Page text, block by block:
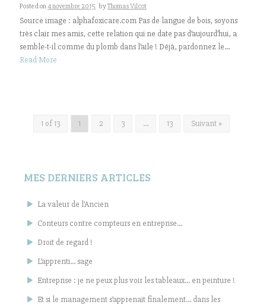
Posted on4 novembre 2015 byThomas Vilcot
Source image : alphafoxicare.com Pas de langue de bois, soyons
très clair mes amis, cette relation qui ne date pas d’aujourd’hui, a
semble-t-il comme du plomb dans l’aile ! Déjà, pardonnez le...
Read More
1 of 13 1 2 3 … 13 Suivant »
MES DERNIERS ARTICLES
La valeur de l’Ancien
Conteurs contre compteurs en entreprise…
Droit de regard !
L’apprenti… sage
Entreprise : je ne peux plus voir les tableaux… en peinture !
Et si le management s’apprenait finalement… dans les